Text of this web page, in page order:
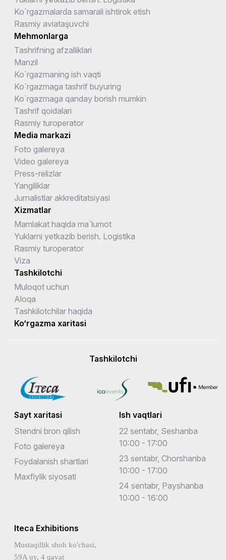
Ko`rgazmalarda samarali ishtirok etish
Rasmiy aviataşuvchi
Mehmonlarga
Tashrifning afzalliklari
Manzil
Ko`rgazmaning ish vaqti
Ko`rgazmaga tashrif buyuring
Ko`rgazmaga qanday borish mumkin
Tashrif qoidalari
Rasmiy turoperator
Media markazi
Foto galereya
Video galereya
Press-relizlar
Yangiliklar
Jurnalistlar akkreditatsiyasi
Xizmatlar
Mamlakat haqida ma`lumot
Yuklarni yetkazib berish. Logistika
Rasmiy turoperator
Viza
Tashkilotchi
Muloqot uchun
Aloqa
Tashkilotchilar haqida
Ko‘rgazma xaritasi
Tashkilotchi
Sayt xaritasi
Stendni bron qilish
Foto galereya
Foydalanish shartlari
Maxfiylik siyosati
Ish vaqtlari
22 sentabr, Seshanba
10:00 - 17:00
23 sentabr, Chorshanba
10:00 - 17:00
24 sentabr, Payshanba
10:00 - 16:00
Iteca Exhibitions
Mustaqillik shoh ko'chasi,
59A uy, 4 qavat